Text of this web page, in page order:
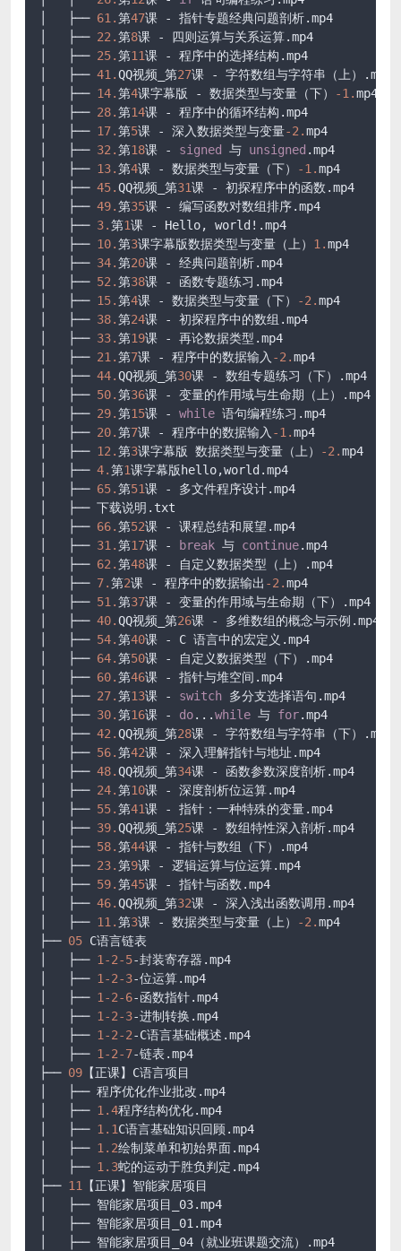
│   ├── 61.第47课 - 指针专题经典问题剖析.mp4
│   ├── 22.第8课 - 四则运算与关系运算.mp4
│   ├── 25.第11课 - 程序中的选择结构.mp4
│   ├── 41.QQ视频_第27课 - 字符数组与字符串（上）.mp4
│   ├── 14.第4课字幕版 - 数据类型与变量（下） -1.mp4
│   ├── 28.第14课 - 程序中的循环结构.mp4
│   ├── 17.第5课 - 深入数据类型与变量-2.mp4
│   ├── 32.第18课 - signed 与 unsigned .mp4
│   ├── 13.第4课 - 数据类型与变量（下） -1.mp4
│   ├── 45.QQ视频_第31课 - 初探程序中的函数.mp4
│   ├── 49.第35课 - 编写函数对数组排序.mp4
│   ├── 3.第1课 - Hello, world!.mp4
│   ├── 10.第3课字幕版数据类型与变量（上） 1.mp4
│   ├── 34.第20课 - 经典问题剖析.mp4
│   ├── 52.第38课 - 函数专题练习.mp4
│   ├── 15.第4课 - 数据类型与变量（下） -2.mp4
│   ├── 38.第24课 - 初探程序中的数组.mp4
│   ├── 33.第19课 - 再论数据类型.mp4
│   ├── 21.第7课 - 程序中的数据输入 -2.mp4
│   ├── 44.QQ视频_第30课 - 数组专题练习（下）.mp4
│   ├── 50.第36课 - 变量的作用域与生命期（上）.mp4
│   ├── 29.第15课 - while 语句编程练习.mp4
│   ├── 20.第7课 - 程序中的数据输入 -1.mp4
│   ├── 12.第3课字幕版 数据类型与变量（上） -2.mp4
│   ├── 4.第1课字幕版hello,world.mp4
│   ├── 65.第51课 - 多文件程序设计.mp4
│   ├── 下载说明.txt
│   ├── 66.第52课 - 课程总结和展望.mp4
│   ├── 31.第17课 - break 与 continue.mp4
│   ├── 62.第48课 - 自定义数据类型（上）.mp4
│   ├── 7.第2课 - 程序中的数据输出 -2.mp4
│   ├── 51.第37课 - 变量的作用域与生命期（下）.mp4
│   ├── 40.QQ视频_第26课 - 多维数组的概念与示例.mp4
│   ├── 54.第40课 - C 语言中的宏定义.mp4
│   ├── 64.第50课 - 自定义数据类型（下）.mp4
│   ├── 60.第46课 - 指针与堆空间.mp4
│   ├── 27.第13课 - switch 多分支选择语句.mp4
│   ├── 30.第16课 - do...while 与 for.mp4
│   ├── 42.QQ视频_第28课 - 字符数组与字符串（下）.mp4
│   ├── 56.第42课 - 深入理解指针与地址.mp4
│   ├── 48.QQ视频_第34课 - 函数参数深度剖析.mp4
│   ├── 24.第10课 - 深度剖析位运算.mp4
│   ├── 55.第41课 - 指针：一种特殊的变量.mp4
│   ├── 39.QQ视频_第25课 - 数组特性深入剖析.mp4
│   ├── 58.第44课 - 指针与数组（下）.mp4
│   ├── 23.第9课 - 逻辑运算与位运算.mp4
│   ├── 59.第45课 - 指针与函数.mp4
│   ├── 46.QQ视频_第32课 - 深入浅出函数调用.mp4
│   ├── 11.第3课 - 数据类型与变量（上） -2.mp4
├── 05 C语言链表
│   ├── 1-2-5-封装寄存器.mp4
│   ├── 1-2-3-位运算.mp4
│   ├── 1-2-6-函数指针.mp4
│   ├── 1-2-3-进制转换.mp4
│   ├── 1-2-2-C语言基础概述.mp4
│   ├── 1-2-7-链表.mp4
├── 09 【正课】C语言项目
│   ├── 程序优化作业批改.mp4
│   ├── 1.4程序结构优化.mp4
│   ├── 1.1C语言基础知识回顾.mp4
│   ├── 1.2绘制菜单和初始界面.mp4
│   ├── 1.3蛇的运动于胜负判定.mp4
├── 11 【正课】智能家居项目
│   ├── 智能家居项目_03.mp4
│   ├── 智能家居项目_01.mp4
│   ├── 智能家居项目_04（就业班课题交流）.mp4